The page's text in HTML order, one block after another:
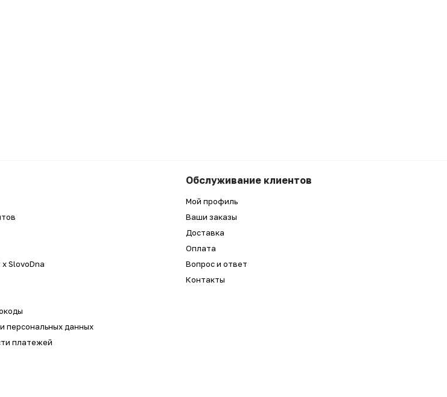
SlovoDna
данных
платежей
Обслуживание клиентов
Мой профиль
Ваши заказы
Доставка
Оплата
Вопрос и ответ
Контакты